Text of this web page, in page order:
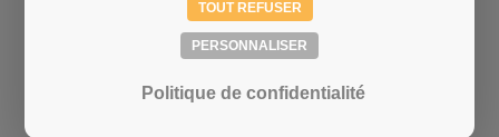
TOUT REFUSER
PERSONNALISER
Politique de confidentialité